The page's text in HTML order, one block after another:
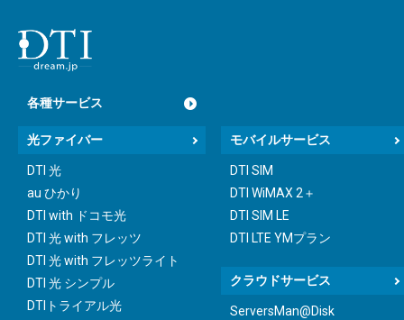
各種サービス
光ファイバー
DTI 光
au ひかり
DTI with ドコモ光
DTI 光 with フレッツ
DTI 光 with フレッツライト
DTI 光 シンプル
DTIトライアル光
モバイルサービス
DTI SIM
DTI WiMAX 2＋
DTI SIM LE
DTI LTE YMプラン
クラウドサービス
ServersMan@Disk